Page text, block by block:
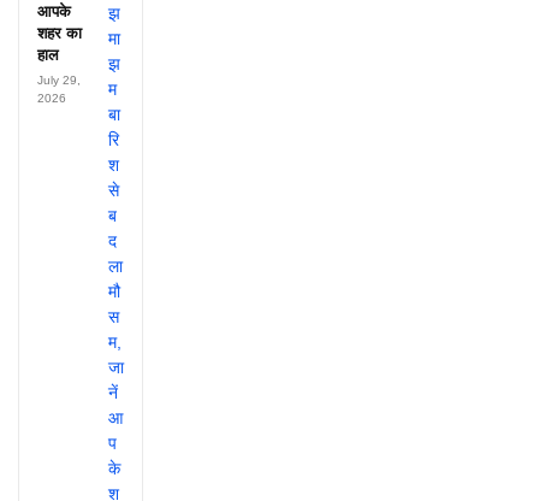
आपके
शहर का
हाल
July 29,
2026